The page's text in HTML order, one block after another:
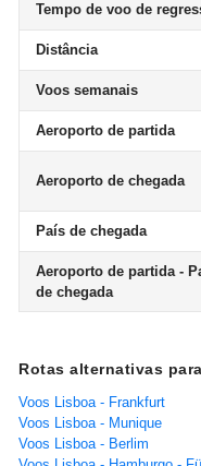
Tempo de voo de
Distância
Voos semanais
Aeroporto de partida
Aeroporto de chegada
País de chegada
Aeroporto de partida -
de chegada
Rotas alternativas
Voos Lisboa - Frankfurt
Voos Lisboa - Munique
Voos Lisboa - Berlim